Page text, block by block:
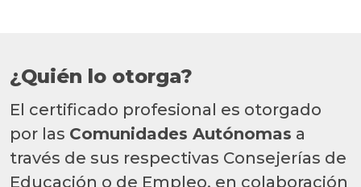
¿Quién lo otorga?
El certificado profesional es otorgado
por las Comunidades Autónomas a
través de sus respectivas Consejerías de
Educación o de Empleo, en colaboración